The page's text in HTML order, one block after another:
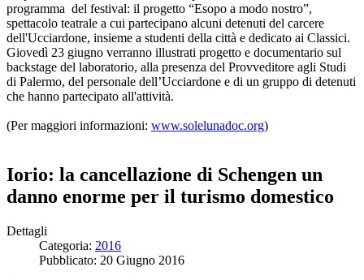
programma del festival: il progetto “Esopo a modo nostro”,
spettacolo teatrale a cui partecipano alcuni detenuti del carcere
dell'Ucciardone, insieme a studenti della città e dedicato ai Classici.
Giovedì 23 giugno verranno illustrati progetto e documentario sul
backstage del laboratorio, alla presenza del Provveditore agli Studi
di Palermo, del personale dell’Ucciardone e di un gruppo di detenuti
che hanno partecipato all'attività.
(Per maggiori informazioni: www.solelunadoc.org)
Iorio: la cancellazione di Schengen un
danno enorme per il turismo domestico
Dettagli
Categoria: 2016
Pubblicato: 20 Giugno 2016